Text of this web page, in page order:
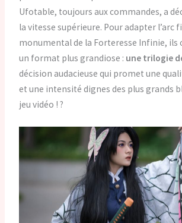
Ufotable, toujours aux commandes, a
la vitesse supérieure. Pour adapter l’arc
monumental de la Forteresse Infinie,
un format plus grandiose : une trilogie
décision audacieuse qui promet une
et une intensité dignes des plus grands
jeu vidéo ! ?